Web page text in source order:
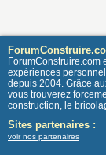
ForumConstruire.com
expériences
depuis 2004. Grâce
vous trouverez
construction, le
Sites partenaires :
voir nos partenaires